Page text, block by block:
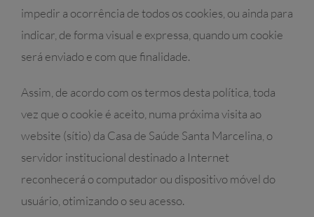
impedir a ocorrência de todos os cookies, ou ainda para
indicar, de forma visual e expressa, quando um cookie
será enviado e com que finalidade.
Assim, de acordo com os termos desta política, toda
vez que o cookie é aceito, numa próxima visita ao
website (sítio) da Casa de Saúde Santa Marcelina, o
servidor institucional destinado a Internet
reconhecerá o computador ou dispositivo móvel do
usuário, otimizando o seu acesso.